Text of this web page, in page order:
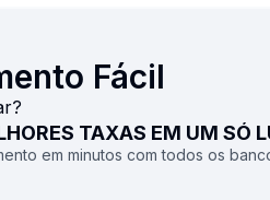
Fácil
TAXAS EM UM SÓ
em minutos com todos os